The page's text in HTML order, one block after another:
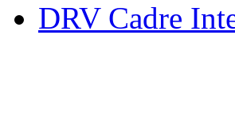
DRV Cadre